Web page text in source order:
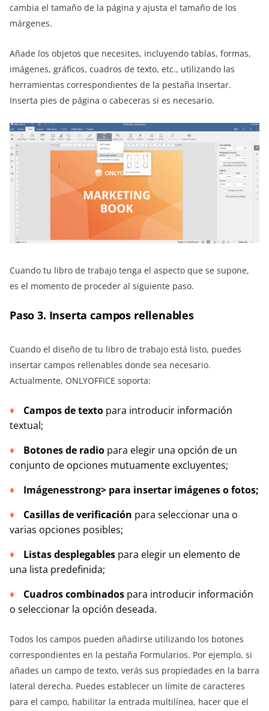
cambia el tamaño de la página y ajusta el tamaño de los
márgenes.
Añade los objetos que necesites, incluyendo tablas, formas,
imágenes, gráficos, cuadros de texto, etc., utilizando las
herramientas correspondientes de la pestaña Insertar.
Inserta pies de página o cabeceras si es necesario.
Cuando tu libro de trabajo tenga el aspecto que se supone,
es el momento de proceder al siguiente paso.
Paso 3. Inserta campos rellenables
Cuando el diseño de tu libro de trabajo está listo, puedes
insertar campos rellenables donde sea necesario.
Actualmente, ONLYOFFICE soporta:
Campos de texto para introducir información
textual;
Botones de radio para elegir una opción de un
conjunto de opciones mutuamente excluyentes;
Imágenesstrong> para insertar imágenes o fotos;
Casillas de verificación para seleccionar una o
varias opciones posibles;
Listas desplegables para elegir un elemento de
una lista predefinida;
Cuadros combinados para introducir información
o seleccionar la opción deseada.
Todos los campos pueden añadirse utilizando los botones
correspondientes en la pestaña Formularios. Por ejemplo, si
añades un campo de texto, verás sus propiedades en la barra
lateral derecha. Puedes establecer un límite de caracteres
para el campo, habilitar la entrada multilínea, hacer que el